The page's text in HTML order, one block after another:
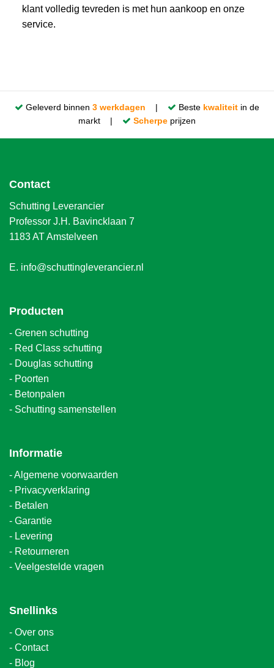
klant volledig tevreden is met hun aankoop en onze
service.
Geleverd binnen 3 werkdagen | Beste kwaliteit in de
markt |
Scherpe prijzen
Contact
Schutting Leverancier
Professor J.H. Bavincklaan 7
1183 AT Amstelveen
E. info@schuttingleverancier.nl
Producten
- Grenen schutting
- Red Class schutting
- Douglas schutting
- Poorten
- Betonpalen
- Schutting samenstellen
Informatie
-Algemene voorwaarden
- Privacyverklaring
- Betalen
- Garantie
- Levering
- Retourneren
- Veelgestelde vragen
Snellinks
- Over ons
- Contact
- Blog